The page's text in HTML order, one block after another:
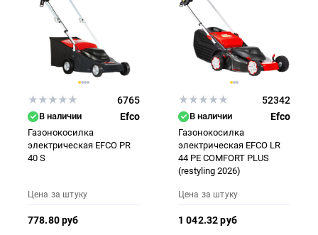
6765
В наличии Efco
Газонокосилка
электрическая EFCO PR
40 S
Цена за штуку
778.80 руб
52342
В наличии Efco
Газонокосилка
электрическая EFCO LR
44 PE COMFORT PLUS
(restyling 2026)
Цена за штуку
1 042.32 руб